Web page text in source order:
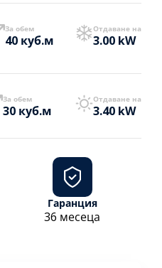
За обем
40 куб.м
Отдаване на
3.00 kW
За обем
30 куб.м
Отдаване на
3.40 kW
Гаранция
36 месеца